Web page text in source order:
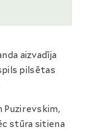
aizvadīja
pilsētas
Puzirevskim,
stūra sitiena